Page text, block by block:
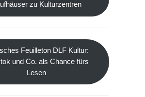
zu Kulturzentren
Feuilleton DLF Kultur:
und Co. als Chance fürs
Lesen